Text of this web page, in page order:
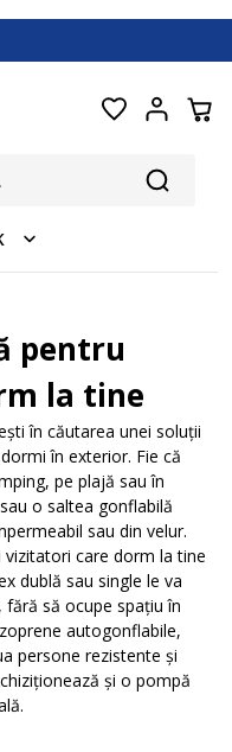
pentru
la tine
în căutarea unei soluții
în exterior. Fie că
pe plajă sau în
o saltea gonflabilă
sau din velur.
vizitatori care dorm la tine
dublă sau single le va
să ocupe spațiu în
autogonflabile,
persone rezistente și
și o pompă